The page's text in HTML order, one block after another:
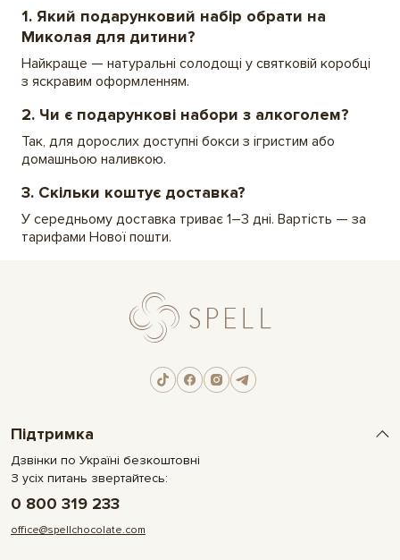
1. Який подарунковий набір обрати на
Миколая для дитини?
Найкраще — натуральні солодощі у святковій коробці
з яскравим оформленням.
2. Чи є подарункові набори з алкоголем?
Так, для дорослих доступні бокси з ігристим або
домашньою наливкою.
3. Скільки коштує доставка?
У середньому доставка триває 1–3 дні. Вартість — за
тарифами Нової пошти.
Підтримка
Дзвінки по Україні безкоштовні
З усіх питань звертайтесь:
0 800 319 233
office@spellchocolate.com